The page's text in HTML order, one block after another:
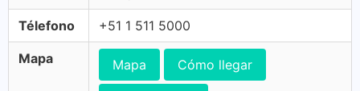
Télefono +51 1 511 5000
Mapa Mapa Cómo llegar